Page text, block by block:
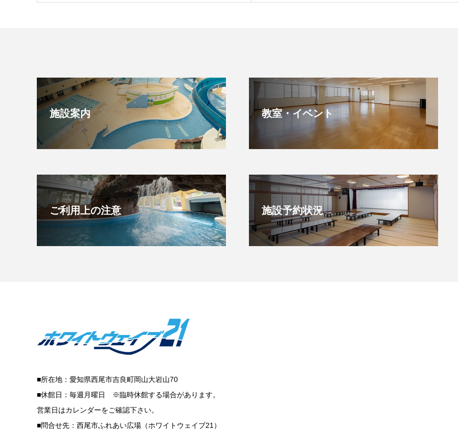
施設案内 教室・イベント
ご利用上の注意 施設予約状況
■所在地：愛知県西尾市吉良町岡山大岩山70
■休館日：毎週月曜日 ※臨時休館する場合があります。
営業日はカレンダーをご確認下さい。
■問合せ先：西尾市ふれあい広場（ホワイトウェイブ21）